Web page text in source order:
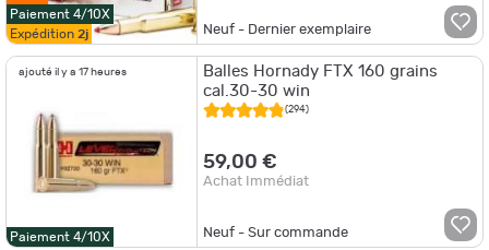
Paiement 4/10X
Expédition 2j Neuf - Dernier exemplaire
ajouté il y a 17 heures
Paiement 4/10X
Balles Hornady FTX 160 grains
cal.30-30 win
(294)
59,00 €
Achat Immédiat
Neuf - Sur commande